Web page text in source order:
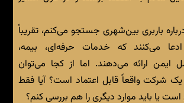
باربری بین‌شهری جستجو می‌کنم، تقریباً
می‌کنند که خدمات حرفه‌ای، بیمه،
ایمن ارائه می‌دهند. اما از کجا می‌توان
شرکت واقعاً قابل اعتماد است؟ آیا فقط
یا باید موارد دیگری را هم بررسی کنم؟